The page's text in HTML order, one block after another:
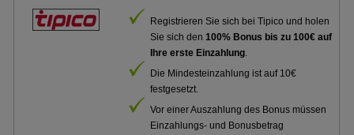
Registrieren Sie sich bei Tipico und holen
Sie sich den100% Bonus bis zu 100€ auf
Ihre erste Einzahlung.
Die Mindesteinzahlung ist auf 10€
festgesetzt.
Vor einer Auszahlung des Bonus müssen
Einzahlungs- und Bonusbetrag